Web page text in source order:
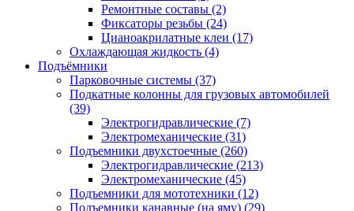
Ремонтные составы (2)
Фиксаторы резьбы (24)
Цианоакрилатные клеи (17)
Охлаждающая жидкость (4)
Подъёмники
Парковочные системы (37)
Подкатные колонны для грузовых автомобилей
(39)
Электрогидравлические (7)
Электромеханические (31)
Подъемники двухстоечные (260)
Электрогидравлические (213)
Электромеханические (45)
Подъемники для мототехники (12)
Подъемники канавные (на яму) (29)